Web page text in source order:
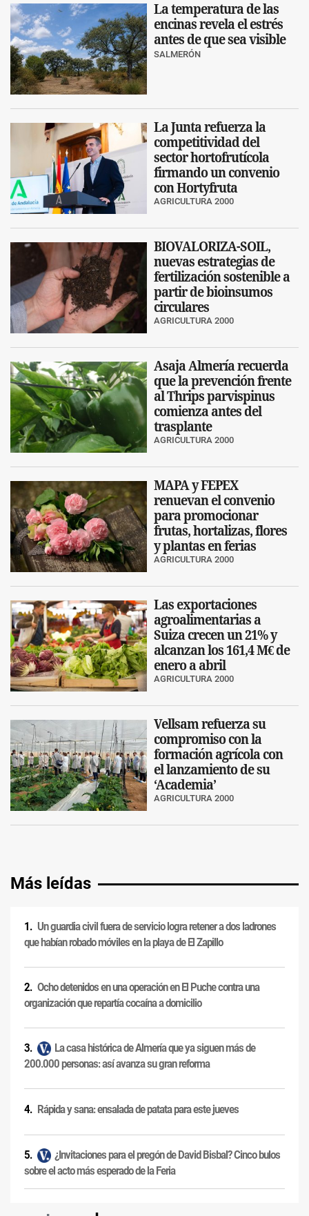
La temperatura de las
encinas revela el estrés
antes de que sea visible
SALMERÓN
La Junta refuerza la
competitividad del
sector hortofrutícola
firmando un convenio
con Hortyfruta
AGRICULTURA 2000
BIOVALORIZA-SOIL,
nuevas estrategias de
fertilización sostenible a
partir de bioinsumos
circulares
AGRICULTURA 2000
Asaja Almería recuerda
que la prevención frente
al Thrips parvispinus
comienza antes del
trasplante
AGRICULTURA 2000
MAPA y FEPEX
renuevan el convenio
para promocionar
frutas, hortalizas, flores
y plantas en ferias
AGRICULTURA 2000
Las exportaciones
agroalimentarias a
Suiza crecen un 21% y
alcanzan los 161,4 M€ de
enero a abril
AGRICULTURA 2000
Vellsam refuerza su
compromiso con la
formación agrícola con
el lanzamiento de su
‘Academia’
AGRICULTURA 2000
Más leídas
Un guardia civil fuera de servicio logra retener a dos ladrones
que habían robado móviles en la playa de El Zapillo
Ocho detenidos en una operación en El Puche contra una
organización que repartía cocaína a domicilio
La casa histórica de Almería que ya siguen más de
200.000 personas: así avanza su gran reforma
Rápida y sana: ensalada de patata para este jueves
¿Invitaciones para el pregón de David Bisbal? Cinco bulos
sobre el acto más esperado de la Feria